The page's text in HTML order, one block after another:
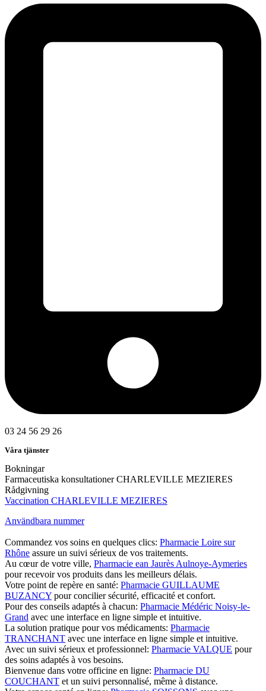
03 24 56 29 26
Våra tjänster
Bokningar
Farmaceutiska konsultationer CHARLEVILLE MEZIERES
Rådgivning
Vaccination CHARLEVILLE MEZIERES
Användbara nummer
Commandez vos soins en quelques clics: Pharmacie Loire sur
Rhône assure un suivi sérieux de vos traitements.
Au cœur de votre ville, Pharmacie ean Jaurès Aulnoye-Aymeries
pour recevoir vos produits dans les meilleurs délais.
Votre point de repère en santé: Pharmacie GUILLAUME
BUZANCY pour concilier sécurité, efficacité et confort.
Pour des conseils adaptés à chacun: Pharmacie Médéric Noisy-le-
Grand avec une interface en ligne simple et intuitive.
La solution pratique pour vos médicaments: Pharmacie
TRANCHANT avec une interface en ligne simple et intuitive.
Avec un suivi sérieux et professionnel: Pharmacie VALQUE pour
des soins adaptés à vos besoins.
Bienvenue dans votre officine en ligne: Pharmacie DU
COUCHANT et un suivi personnalisé, même à distance.